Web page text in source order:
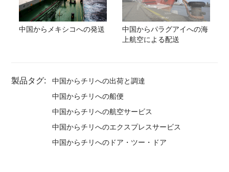
中国からメキシコへの発送
中国からパラグアイへの海
上航空による配送
製品タグ:
中国からチリへの出荷と調達
中国からチリへの船便
中国からチリへの航空サービス
中国からチリへのエクスプレスサービス
中国からチリへのドア・ツー・ドア